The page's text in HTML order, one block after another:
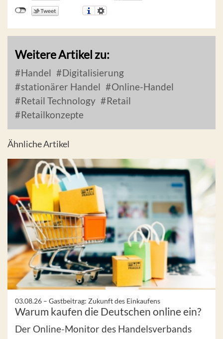
Weitere Artikel zu:
Handel
Digitalisierung
stationärer Handel
Online-Handel
Retail Technology
Retail
Retailkonzepte
Ähnliche Artikel
03.08.26 – Gastbeitrag: Zukunft des Einkaufens
Warum kaufen die Deutschen online ein?
Der Online-Monitor des Handelsverbands